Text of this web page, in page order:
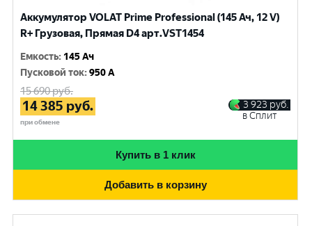
Аккумулятор VOLAT Prime Professional (145 Ач, 12 V)
R+ Грузовая, Прямая D4 арт.VST1454
Емкость: 145 Ач
Пусковой ток:950 A
15 690руб.
14 385 руб.
при обмене
3 923 руб.
в Сплит
Купить в 1 клик
Добавить в корзину